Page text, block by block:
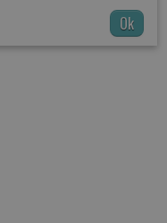
Ok